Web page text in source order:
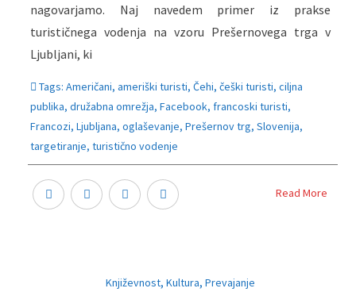
nagovarjamo. Naj navedem primer iz prakse
turističnega vodenja na vzoru Prešernovega trga v
Ljubljani, ki
Tags:Američani,ameriški turisti,Čehi,češki turisti,ciljna
publika,družabna omrežja,Facebook, francoski turisti,
Francozi,Ljubljana,oglaševanje,Prešernov trg,Slovenija,
targetiranje,turistično vodenje
Read More
Književnost, Kultura, Prevajanje